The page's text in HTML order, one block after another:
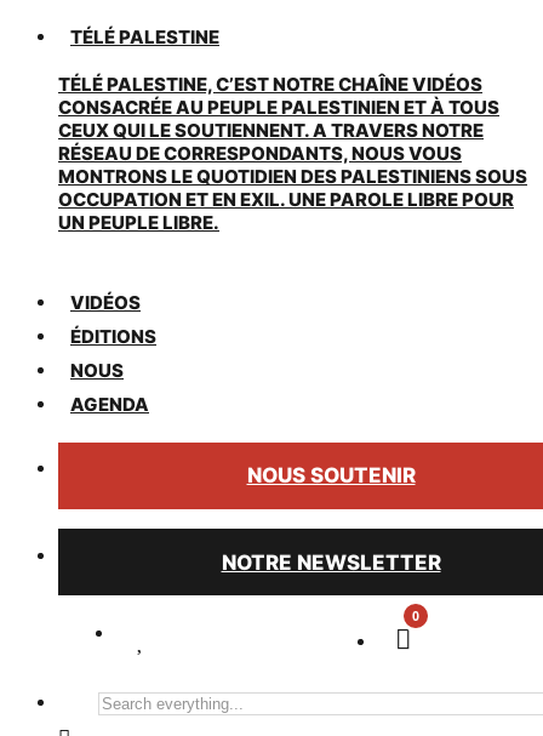
TÉLÉ PALESTINE
TÉLÉ PALESTINE, C’EST NOTRE CHAÎNE VIDÉOS
CONSACRÉE AU PEUPLE PALESTINIEN ET À TOUS
CEUX QUI LE SOUTIENNENT. A TRAVERS NOTRE
RÉSEAU DE CORRESPONDANTS, NOUS VOUS
MONTRONS LE QUOTIDIEN DES PALESTINIENS SOUS
OCCUPATION ET EN EXIL. UNE PAROLE LIBRE POUR
UN PEUPLE LIBRE.
VIDÉOS
ÉDITIONS
NOUS
AGENDA
NOUS SOUTENIR
NOTRE NEWSLETTER
0
Search